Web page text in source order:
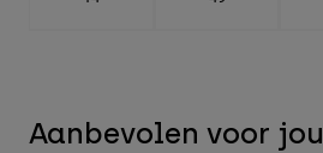
Aanbevolen voor jou